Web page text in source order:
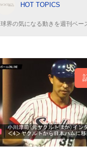
HOT TOPICS
球界の気になる動きを週刊ベー